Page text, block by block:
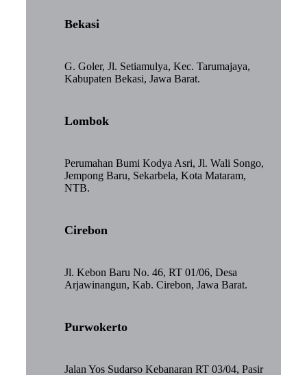
Bekasi
G. Goler, Jl. Setiamulya, Kec. Tarumajaya,
Kabupaten Bekasi, Jawa Barat.
Lombok
Perumahan Bumi Kodya Asri, Jl. Wali Songo,
Jempong Baru, Sekarbela, Kota Mataram,
NTB.
Cirebon
Jl. Kebon Baru No. 46, RT 01/06, Desa
Arjawinangun, Kab. Cirebon, Jawa Barat.
Purwokerto
Jalan Yos Sudarso Kebanaran RT 03/04, Pasir